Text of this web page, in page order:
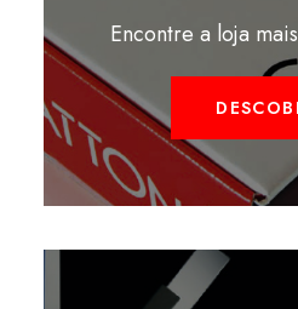
Encontre a loja